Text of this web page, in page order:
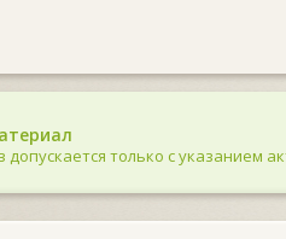
только с указанием